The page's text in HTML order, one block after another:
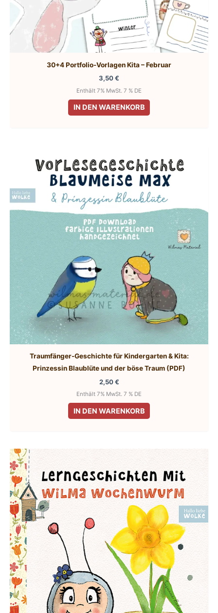
30+4 Portfolio-Vorlagen Kita – Februar
3,50€
Enthält 7% MwSt. 7 % DE
IN DEN WARENKORB
Traumfänger-Geschichte für Kindergarten & Kita:
Prinzessin Blaublüte und der böse Traum (PDF)
2,50€
Enthält 7% MwSt. 7 % DE
IN DEN WARENKORB